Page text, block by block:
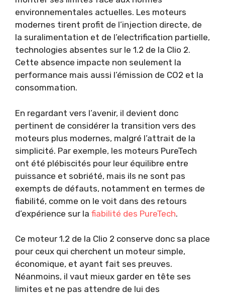
environnementales actuelles. Les moteurs
modernes tirent profit de l’injection directe, de
la suralimentation et de l’electrification partielle,
technologies absentes sur le 1.2 de la Clio 2.
Cette absence impacte non seulement la
performance mais aussi l’émission de CO2 et la
consommation.
En regardant vers l’avenir, il devient donc
pertinent de considérer la transition vers des
moteurs plus modernes, malgré l’attrait de la
simplicité. Par exemple, les moteurs PureTech
ont été plébiscités pour leur équilibre entre
puissance et sobriété, mais ils ne sont pas
exempts de défauts, notamment en termes de
fiabilité, comme on le voit dans des retours
d’expérience sur la fiabilité des PureTech.
Ce moteur 1.2 de la Clio 2 conserve donc sa place
pour ceux qui cherchent un moteur simple,
économique, et ayant fait ses preuves.
Néanmoins, il vaut mieux garder en tête ses
limites et ne pas attendre de lui des